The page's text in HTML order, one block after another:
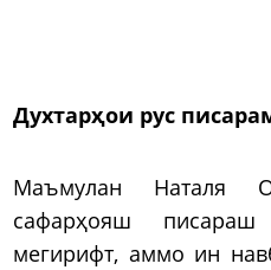
Духтарҳои рус
Маъмулан Наталя
сафарҳояш
мегирифт, аммо ин